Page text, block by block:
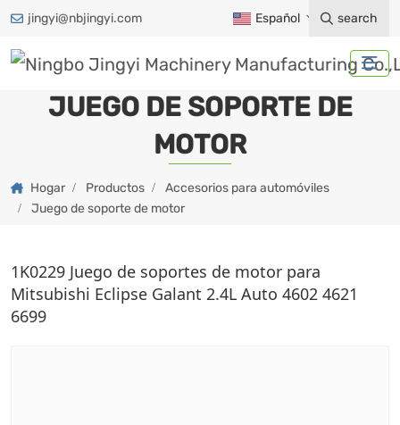
jingyi@nbjingyi.com Español search
JUEGO DE SOPORTE DE
MOTOR
Hogar Productos
Accesorios para automóviles
Juego de soporte de motor
1K0229 Juego de soportes de motor para
Mitsubishi Eclipse Galant 2.4L Auto 4602 4621
6699